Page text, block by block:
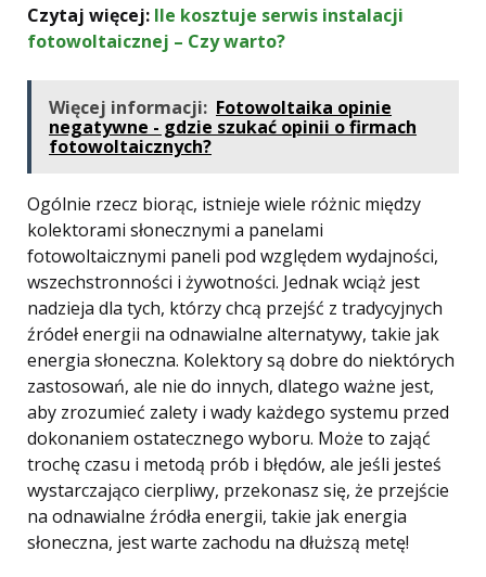
Czytaj więcej: Ile kosztuje serwis instalacji
fotowoltaicznej – Czy warto?
Więcej informacji: Fotowoltaika opinie
negatywne - gdzie szukać opinii o firmach
fotowoltaicznych?
Ogólnie rzecz biorąc, istnieje wiele różnic między
kolektorami słonecznymi a panelami
fotowoltaicznymi paneli pod względem wydajności,
wszechstronności i żywotności. Jednak wciąż jest
nadzieja dla tych, którzy chcą przejść z tradycyjnych
źródeł energii na odnawialne alternatywy, takie jak
energia słoneczna. Kolektory są dobre do niektórych
zastosowań, ale nie do innych, dlatego ważne jest,
aby zrozumieć zalety i wady każdego systemu przed
dokonaniem ostatecznego wyboru. Może to zająć
trochę czasu i metodą prób i błędów, ale jeśli jesteś
wystarczająco cierpliwy, przekonasz się, że przejście
na odnawialne źródła energii, takie jak energia
słoneczna, jest warte zachodu na dłuższą metę!